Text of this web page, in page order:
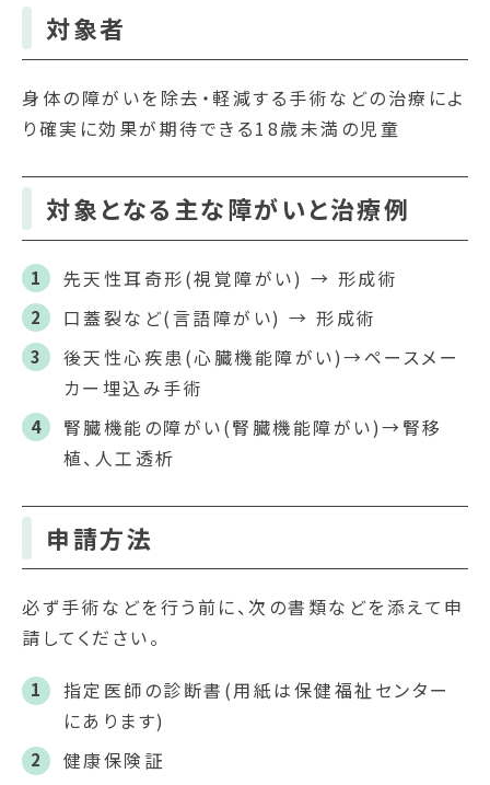
対象者
身体の障がいを除去・軽減する手術などの治療によ
り確実に効果が期待できる18歳未満の児童
対象となる主な障がいと治療例
先天性耳奇形(視覚障がい) → 形成術
口蓋裂など(言語障がい) → 形成術
後天性心疾患(心臓機能障がい)→ペースメー
カー埋込み手術
腎臓機能の障がい(腎臓機能障がい)→腎移
植、人工透析
申請方法
必ず手術などを行う前に、次の書類などを添えて申
請してください。
指定医師の診断書(用紙は保健福祉センター
にあります)
健康保険証